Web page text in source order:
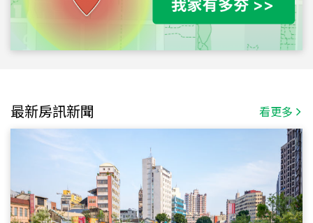
最新房訊新聞 看更多